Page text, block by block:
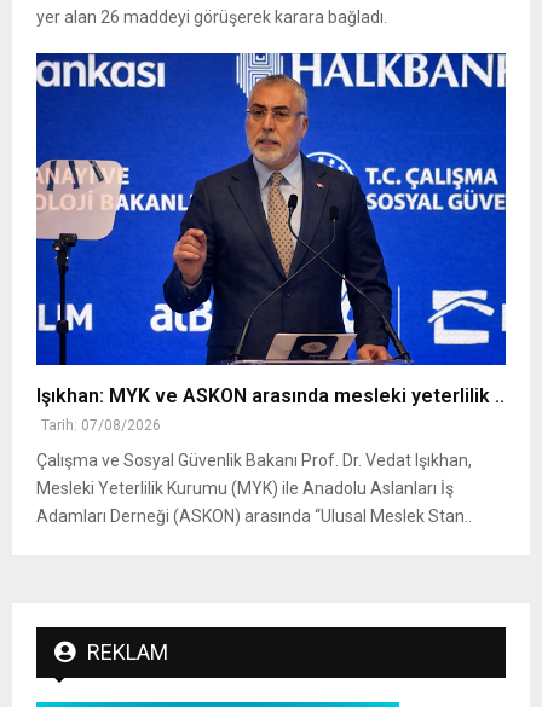
yer alan 26 maddeyi görüşerek karara bağladı.
Işıkhan: MYK ve ASKON arasında mesleki yeterlilik ..
Tarih: 07/08/2026
Çalışma ve Sosyal Güvenlik Bakanı Prof. Dr. Vedat Işıkhan,
Mesleki Yeterlilik Kurumu (MYK) ile Anadolu Aslanları İş
Adamları Derneği (ASKON) arasında “Ulusal Meslek Stan..
REKLAM